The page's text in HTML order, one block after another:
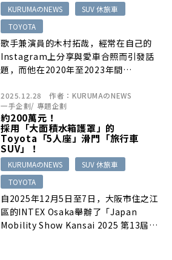
KURUMAのNEWS
SUV 休旅車
TOYOTA
歌手兼演員的木村拓哉，經常在自己的
Instagram上分享與愛車合照而引發話
題，而他在2020年至2023年間…
2025.12.28 作者： KURUMAのNEWS
一手企劃/ 專題企劃
約200萬元！
採用「大面積水箱護罩」的
Toyota「5人座」滑門「旅行車
SUV」！
KURUMAのNEWS
SUV 休旅車
TOYOTA
自2025年12月5日至7日，大阪市住之江
區的INTEX Osaka舉辦了「Japan
Mobility Show Kansai 2025 第13屆大